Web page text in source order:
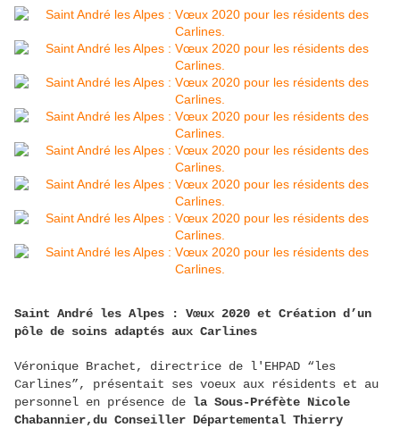
Saint André les Alpes : Vœux 2020 et Création d’un
pôle de soins adaptés aux Carlines
Véronique Brachet, directrice de l'EHPAD “les
Carlines”, présentait ses voeux aux résidents et au
personnel en présence de la Sous-Préfète Nicole
Chabannier,du Conseiller Départemental Thierry